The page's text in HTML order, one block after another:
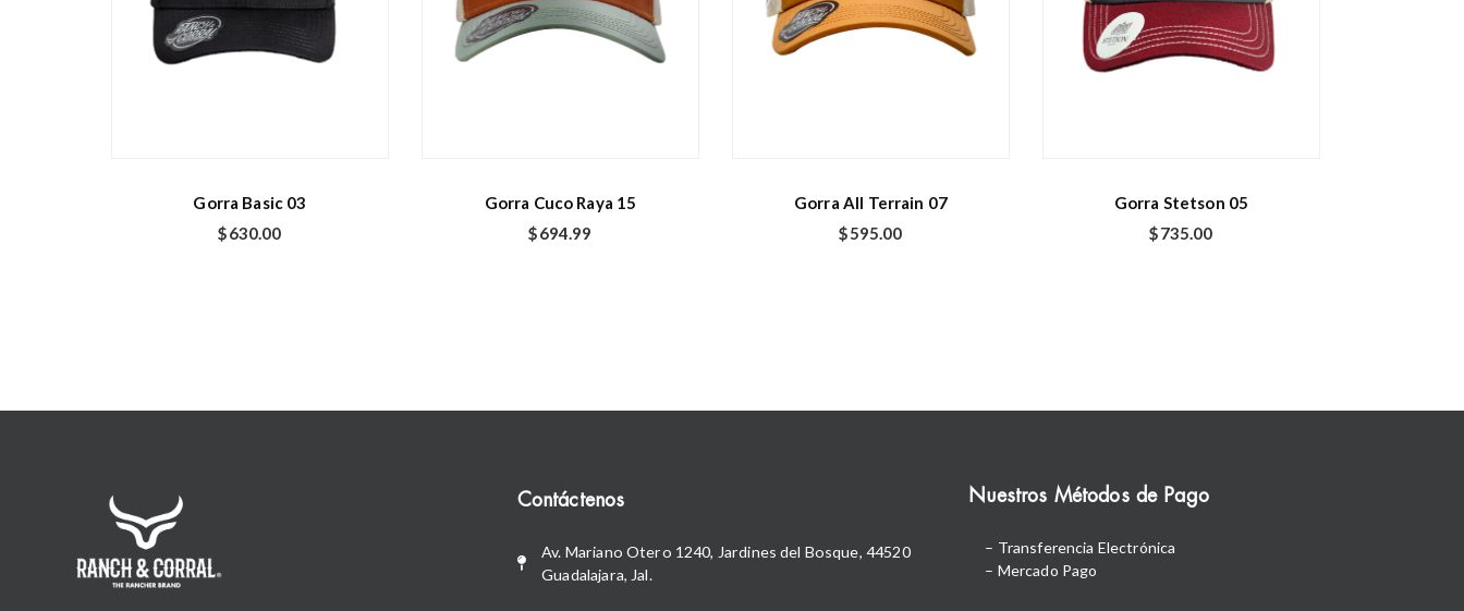
Gorra Basic 03
$630.00
Gorra Cuco Raya 15
$694.99
Gorra All Terrain 07
$595.00
Gorra Stetson 05
$735.00
Contáctenos
Av. Mariano Otero 1240, Jardines del Bosque, 44520
Guadalajara, Jal.
Nuestros Métodos de Pago
– Transferencia Electrónica
– Mercado Pago